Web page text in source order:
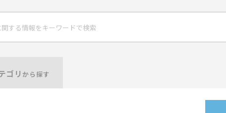
ゴリ から探す